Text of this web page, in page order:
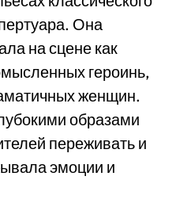
Она
на сцене как
героинь,
женщин.
образами
переживать и
эмоции и